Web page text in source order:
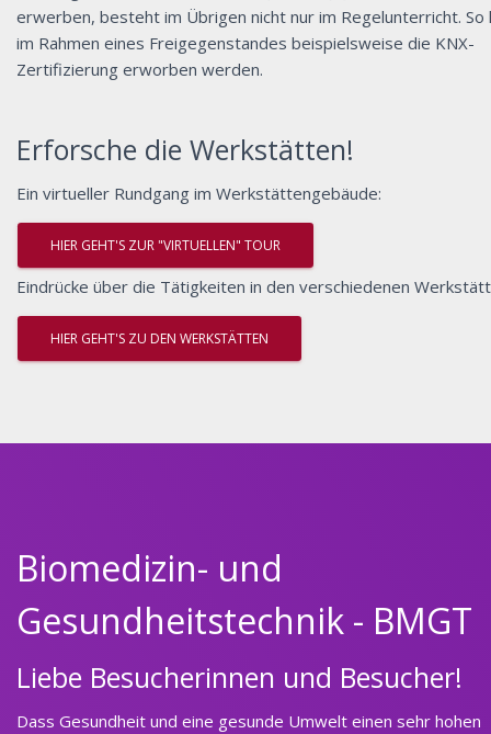
erwerben, besteht im Übrigen nicht nur im Regelunterricht. So
im Rahmen eines Freigegenstandes beispielsweise die KNX-
Zertifizierung erworben werden.
Erforsche die Werkstätten!
Ein virtueller Rundgang im Werkstättengebäude:
HIER GEHT'S ZUR "VIRTUELLEN" TOUR
Eindrücke über die Tätigkeiten in den verschiedenen
HIER GEHT'S ZU DEN WERKSTÄTTEN
Biomedizin- und
Gesundheitstechnik - BMGT
Liebe Besucherinnen und Besucher!
Dass Gesundheit und eine gesunde Umwelt einen sehr hohen